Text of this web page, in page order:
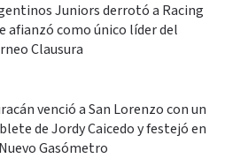
Juniors derrotó a Racing
afianzó como único líder del
Clausura
venció a San Lorenzo con un
de Jordy Caicedo y festejó en
Gasómetro